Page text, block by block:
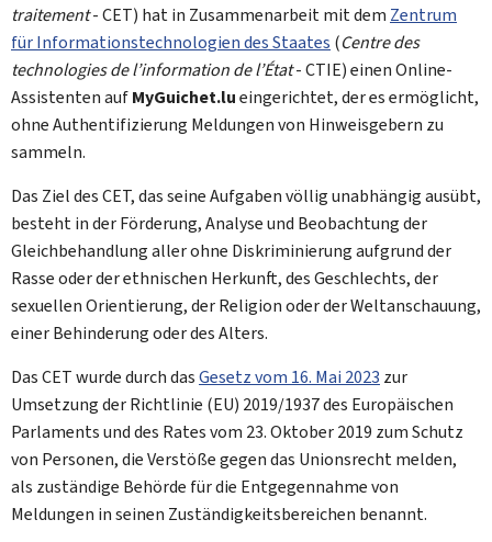
traitement- CET) hat in Zusammenarbeit mit dem Zentrum
für Informationstechnologien des Staates (Centre des
technologies de l’information de l’État- CTIE) einen Online-
Assistenten aufMyGuichet.lueingerichtet, der es ermöglicht,
ohne Authentifizierung Meldungen von Hinweisgebern zu
sammeln.
Das Ziel des CET, das seine Aufgaben völlig unabhängig ausübt,
besteht in der Förderung, Analyse und Beobachtung der
Gleichbehandlung aller ohne Diskriminierung aufgrund der
Rasse oder der ethnischen Herkunft, des Geschlechts, der
sexuellen Orientierung, der Religion oder der Weltanschauung,
einer Behinderung oder des Alters.
Das CET wurde durch dasGesetz vom 16. Mai 2023 zur
Umsetzung der Richtlinie (EU) 2019/1937 des Europäischen
Parlaments und des Rates vom 23. Oktober 2019 zum Schutz
von Personen, die Verstöße gegen das Unionsrecht melden,
als zuständige Behörde für die Entgegennahme von
Meldungen in seinen Zuständigkeitsbereichen benannt.